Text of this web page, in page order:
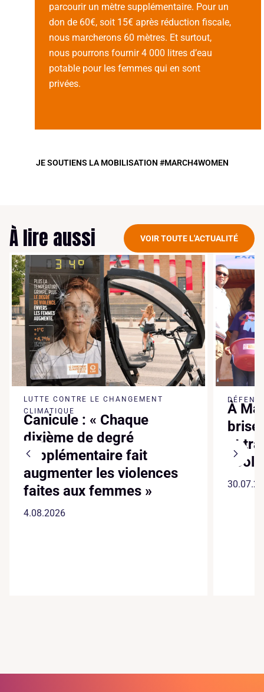
parcourir un mètre supplémentaire. Pour un
don de 60€, soit 15€ après réduction fiscale,
nous marcherons 60 mètres. Et surtout,
nous pourrons fournir 4 000 litres d’eau
potable pour les femmes qui en sont
privées.
JE SOUTIENS LA MOBILISATION #MARCH4WOMEN
À lire aussi VOIR TOUTE L'ACTUALITÉ
LUTTE CONTRE LE CHANGEMENT
CLIMATIQUE
Canicule : « Chaque
dixième de degré
supplémentaire fait
augmenter les violences
faites aux femmes »
4.08.2026
À
et